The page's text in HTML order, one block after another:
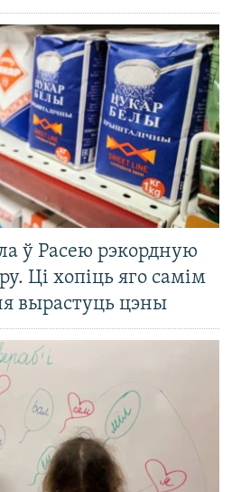
ў Расею рэкордную
Ці хопіць яго самім
вырастуць цэны